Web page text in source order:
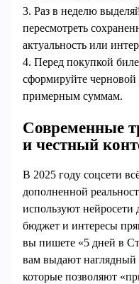
3. Раз в неделю
пересмотреть
актуальность или
4. Перед покупкой
сформируйте
примерным суммам.
Современные
и честный
В 2025 году соцсети
дополненной
используют
бюджет и интересы
вы пишете «5 дней в
вам выдают
которые позволяют